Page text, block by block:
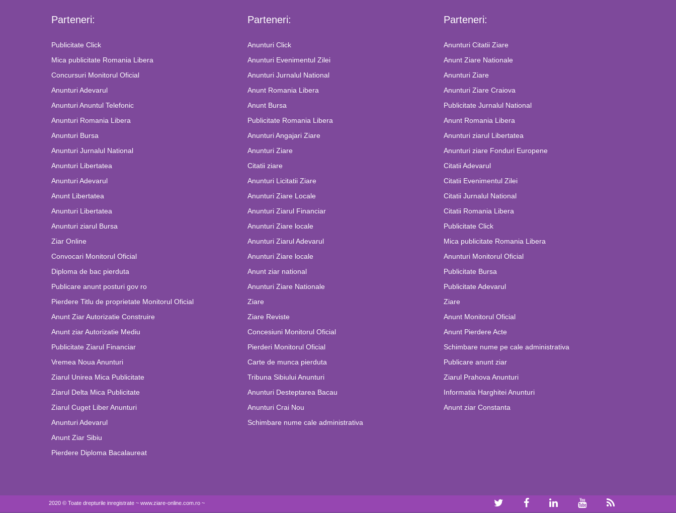
Parteneri:
Publicitate Click
Mica publicitate Romania Libera
Concursuri Monitorul Oficial
Anunturi Adevarul
Anunturi Anuntul Telefonic
Anunturi Romania Libera
Anunturi Bursa
Anunturi Jurnalul National
Anunturi Libertatea
Anunturi Adevarul
Anunt Libertatea
Anunturi Libertatea
Anunturi ziarul Bursa
Ziar Online
Convocari Monitorul Oficial
Diploma de bac pierduta
Publicare anunt posturi gov ro
Pierdere Titlu de proprietate Monitorul Oficial
Anunt Ziar Autorizatie Construire
Anunt ziar Autorizatie Mediu
Publicitate Ziarul Financiar
Vremea Noua Anunturi
Ziarul Unirea Mica Publicitate
Ziarul Delta Mica Publicitate
Ziarul Cuget Liber Anunturi
Anunturi Adevarul
Anunt Ziar Sibiu
Pierdere Diploma Bacalaureat
Parteneri:
Anunturi Click
Anunturi Evenimentul Zilei
Anunturi Jurnalul National
Anunt Romania Libera
Anunt Bursa
Publicitate Romania Libera
Anunturi Angajari Ziare
Anunturi Ziare
Citatii ziare
Anunturi Licitatii Ziare
Anunturi Ziare Locale
Anunturi Ziarul Financiar
Anunturi Ziare locale
Anunturi Ziarul Adevarul
Anunturi Ziare locale
Anunt ziar national
Anunturi Ziare Nationale
Ziare
Ziare Reviste
Concesiuni Monitorul Oficial
Pierderi Monitorul Oficial
Carte de munca pierduta
Tribuna Sibiului Anunturi
Anunturi Desteptarea Bacau
Anunturi Crai Nou
Schimbare nume cale administrativa
Parteneri:
Anunturi Citatii Ziare
Anunt Ziare Nationale
Anunturi Ziare
Anunturi Ziare Craiova
Publicitate Jurnalul National
Anunt Romania Libera
Anunturi ziarul Libertatea
Anunturi ziare Fonduri Europene
Citatii Adevarul
Citatii Evenimentul Zilei
Citatii Jurnalul National
Citatii Romania Libera
Publicitate Click
Mica publicitate Romania Libera
Anunturi Monitorul Oficial
Publicitate Bursa
Publicitate Adevarul
Ziare
Anunt Monitorul Oficial
Anunt Pierdere Acte
Schimbare nume pe cale administrativa
Publicare anunt ziar
Ziarul Prahova Anunturi
Informatia Harghitei Anunturi
Anunt ziar Constanta
2020 © Toate drepturile inregistrate ~ www.ziare-online.com.ro ~